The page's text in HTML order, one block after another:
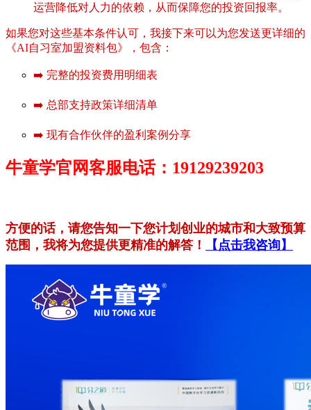
运营降低对人力的依赖，从而保障您的投资回报率。
如果您对这些基本条件认可，我接下来可以为您发送更详细的
《AI自习室加盟资料包》，包含：
➡️ 完整的投资费用明细表
➡️ 总部支持政策详细清单
➡️ 现有合作伙伴的盈利案例分享
牛童学官网客服电话：19129239203
方便的话，请您告知一下您计划创业的城市和大致预算
范围，我将为您提供更精准的解答！
【点击我咨询】